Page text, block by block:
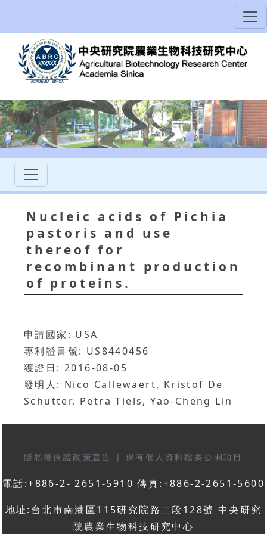
Nucleic acids of Pichia
pastoris and use
thereof for
recombinant production
of proteins.
申請國家: USA
專利證書號: US8440456
獲證日: 2016-08-05
發明人: Nico Callewaert, Kristof De
Schutter, Petra Tiels, Yao-Cheng Lin
隱私權保護政策宣告 | 保有個人資料檔案公開項目
電話:+886-2- 2651-5910 傳真:+886-2-2651-5600
地址:台北市南港區115研究院路二段128號 中央研究
院農業生物科技研究中心